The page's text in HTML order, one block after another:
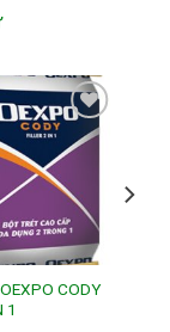
Add to
wishlist
CODY
1